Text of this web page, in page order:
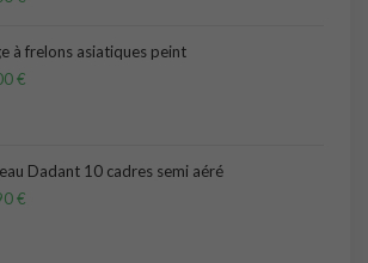
à frelons asiatiques peint
€
Dadant 10 cadres semi aéré
€